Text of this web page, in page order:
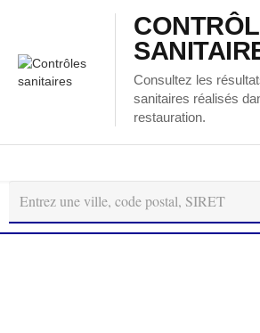
Consultez les
sanitaires réalisés
restauration.
Autour
de
moi
Régions